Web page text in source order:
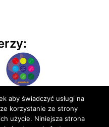
aby świadczyć usługi na
korzystanie ze strony
użycie. Niniejsza strona